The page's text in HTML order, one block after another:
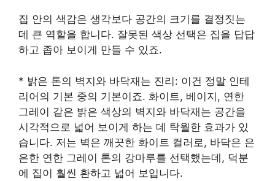
집 안의 색감은 생각보다 공간의 크기를 결정짓는
데 큰 역할을 합니다. 잘못된 색상 선택은 집을 답답
하고 좁아 보이게 만들 수 있죠.
* 밝은 톤의 벽지와 바닥재는 진리: 이건 정말 인테
리어의 기본 중의 기본이죠. 화이트, 베이지, 연한
그레이 같은 밝은 색상의 벽지와 바닥재는 공간을
시각적으로 넓어 보이게 하는 데 탁월한 효과가 있
습니다. 저는 벽은 깨끗한 화이트 컬러로, 바닥은 은
은한 연한 그레이 톤의 강마루를 선택했는데, 덕분
에 집이 훨씬 환하고 넓어 보입니다.